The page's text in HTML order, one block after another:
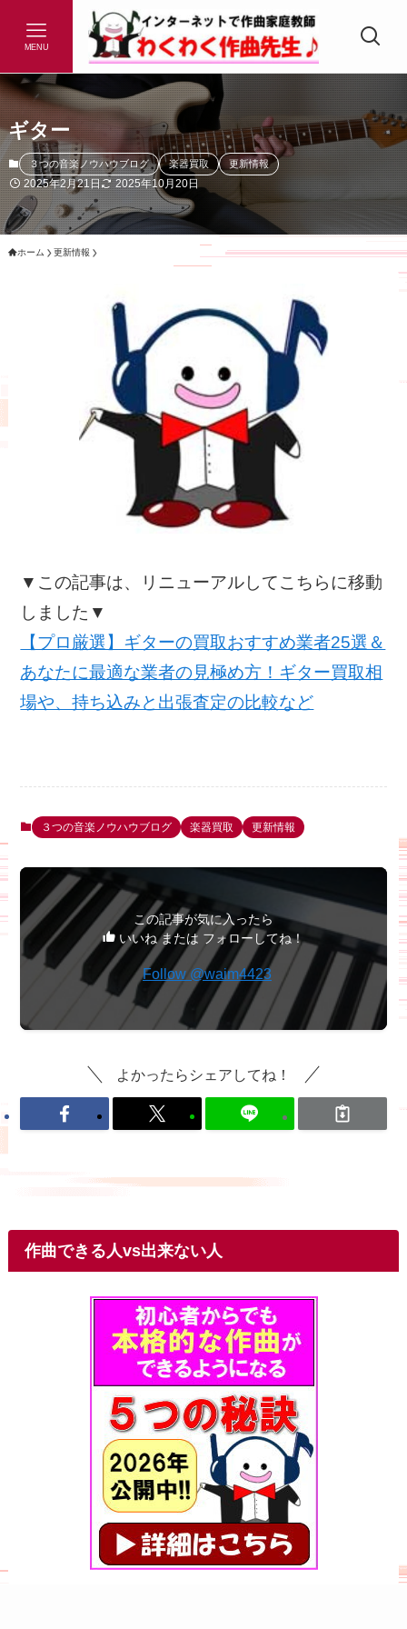
MENU
ギター
３つの音楽ノウハウブログ 楽器買取 更新情報
2025年2月21日 2025年10月20日
ホーム 更新情報
▼この記事は、リニューアルしてこちらに移動
しました▼
【プロ厳選】ギターの買取おすすめ業者25選＆
あなたに最適な業者の見極め方！ギター買取相
場や、持ち込みと出張査定の比較など
３つの音楽ノウハウブログ 楽器買取 更新情報
この記事が気に入ったら
いいね または フォローしてね！
Follow @waim4423
よかったらシェアしてね！
作曲できる人vs出来ない人